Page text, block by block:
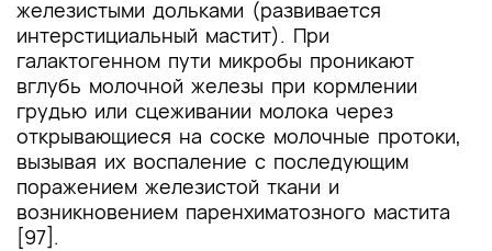
железистыми дольками (развивается
интерстициальный мастит). При
галактогенном пути микробы проникают
вглубь молочной железы при кормлении
грудью или сцеживании молока через
открывающиеся на соске молочные протоки,
вызывая их воспаление с последующим
поражением железистой ткани и
возникновением паренхиматозного мастита
[97].